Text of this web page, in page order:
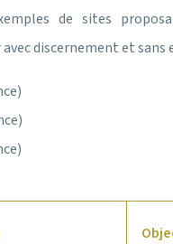
de sites
discernement et sans